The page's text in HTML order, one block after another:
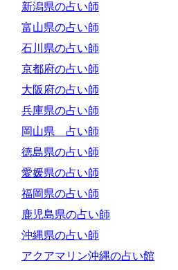
新潟県の占い師
富山県の占い師
石川県の占い師
京都府の占い師
大阪府の占い師
兵庫県の占い師
岡山県 占い師
徳島県の占い師
愛媛県の占い師
福岡県の占い師
鹿児島県の占い師
沖縄県の占い師
アクアマリン沖縄の占い館